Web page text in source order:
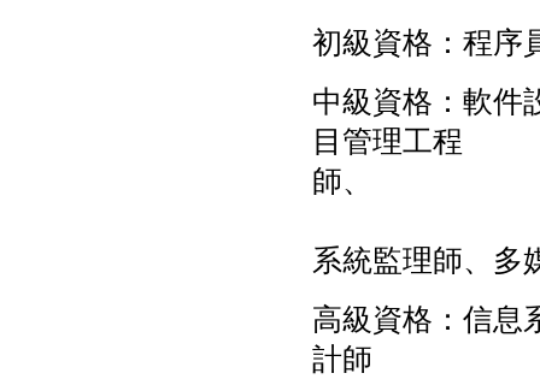
初級資格：程序
中級資格：軟件
目管理工程
系統監理師、多
高級資格：信息
計師